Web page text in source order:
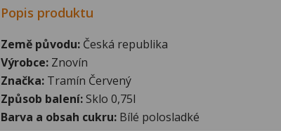
Popis produktu
Země původu: Česká republika
Výrobce: Znovín
Značka: Tramín Červený
Způsob balení:Sklo 0,75l
Barva a obsah cukru: Bílé polosladké